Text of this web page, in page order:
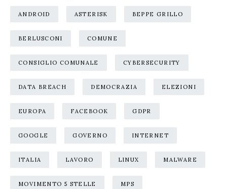
ANDROID ASTERISK BEPPE GRILLO
BERLUSCONI COMUNE
CONSIGLIO COMUNALE CYBERSECURITY
DATA BREACH DEMOCRAZIA ELEZIONI
EUROPA FACEBOOK GDPR
GOOGLE GOVERNO INTERNET
ITALIA LAVORO LINUX MALWARE
MOVIMENTO 5 STELLE MPS